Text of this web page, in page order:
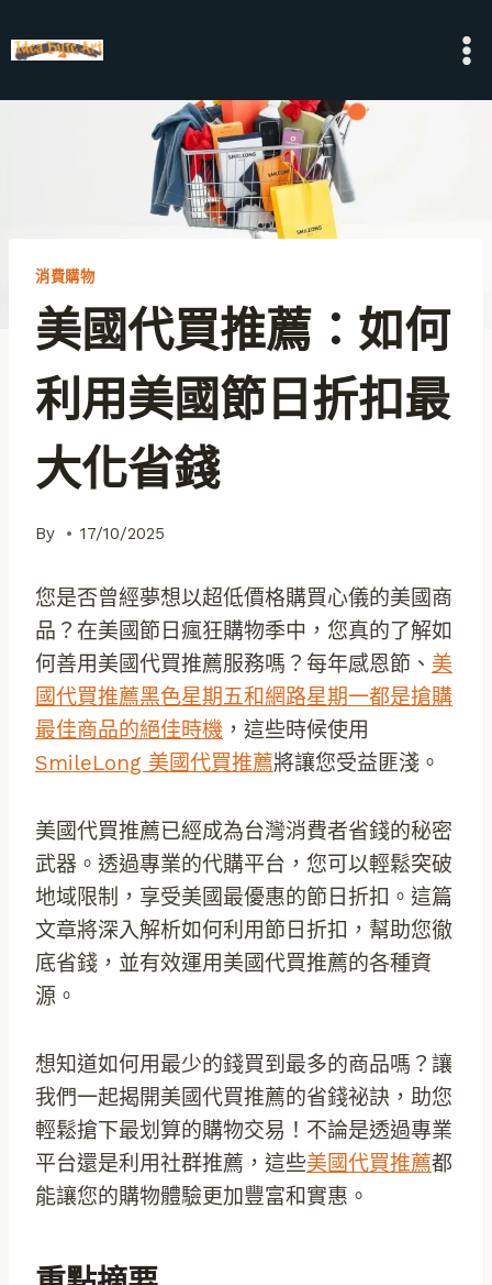
to
消費購物
美國代買推薦：如何
利用美國節日折扣最
大化省錢
By 17/10/2025
您是否曾經夢想以超低價格購買心儀的美國商
品？在美國節日瘋狂購物季中，您真的了解如
何善用美國代買推薦服務嗎？每年感恩節、 美
國代買推薦黑色星期五和網路星期一都是搶購
最佳商品的絕佳時機 ，這些時候使用
SmileLong 美國代買推薦將讓您受益匪淺。
美國代買推薦已經成為台灣消費者省錢的秘密
武器。透過專業的代購平台，您可以輕鬆突破
地域限制，享受美國最優惠的節日折扣。這篇
文章將深入解析如何利用節日折扣，幫助您徹
底省錢，並有效運用美國代買推薦的各種資
源。
想知道如何用最少的錢買到最多的商品嗎？讓
我們一起揭開美國代買推薦的省錢祕訣，助您
輕鬆搶下最划算的購物交易！不論是透過專業
平台還是利用社群推薦，這些美國代買推薦都
能讓您的購物體驗更加豐富和實惠。